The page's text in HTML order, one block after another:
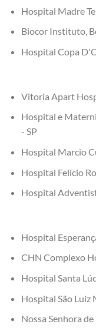
Hospital Madre
Biocor Instituto,
Hospital Copa
Vitoria Apart
Hospital e
- SP
Hospital Marcio
Hospital Felício
Hospital
Hospital
CHN Complexo
Hospital Santa
Hospital São Luiz
Nossa Senhora